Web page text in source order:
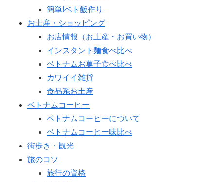
簡単!ベト飯作り
お土産・ショッピング
お店情報（お土産・お買い物）
インスタント麺食べ比べ
ベトナムお菓子食べ比べ
カワイイ雑貨
食品系お土産
ベトナムコーヒー
ベトナムコーヒーについて
ベトナムコーヒー味比べ
街歩き・観光
旅のコツ
旅行の資格